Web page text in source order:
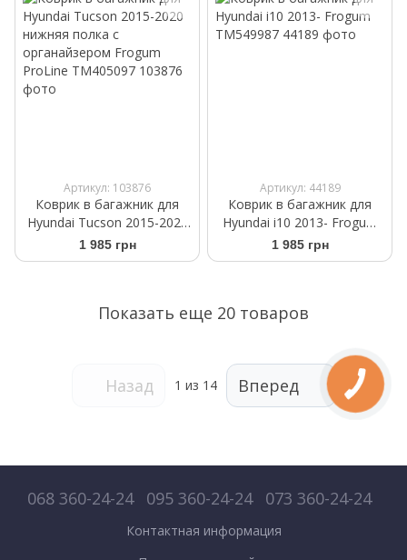
Артикул: 103876
Коврик в багажник для
Hyundai Tucson 2015-2020
нижняя полка с
органайзером Frogum
1 985 грн
Артикул: 44189
Коврик в багажник для
Hyundai i10 2013- Frogum
TM549987
1 985 грн
Показать еще 20 товаров
Назад 1 из 14 Вперед
068 360-24-24 095 360-24-24 073 360-24-24
Контактная информация